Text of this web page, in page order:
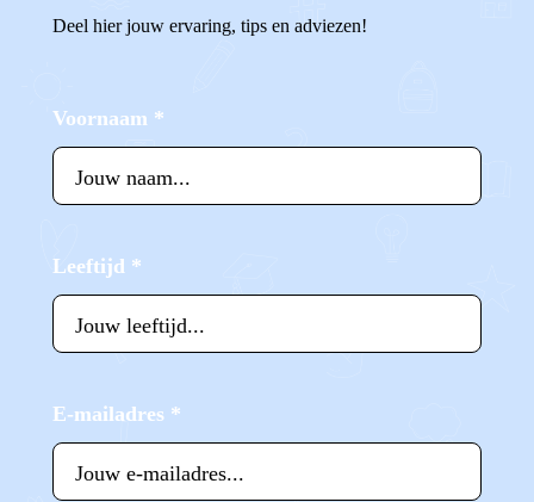
Deel hier jouw ervaring, tips en adviezen!
Voornaam *
Leeftijd *
E-mailadres *